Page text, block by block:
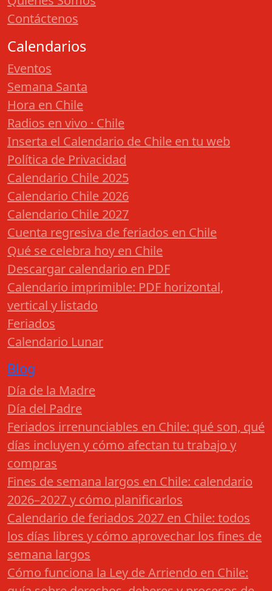
Contáctenos
Calendarios
Eventos
Semana Santa
Hora en Chile
Radios en vivo · Chile
Inserta el Calendario de Chile en tu web
Política de Privacidad
Calendario Chile 2025
Calendario Chile 2026
Calendario Chile 2027
Cuenta regresiva de feriados en Chile
Qué se celebra hoy en Chile
Descargar calendario en PDF
Calendario imprimible: PDF horizontal,
vertical y listado
Feriados
Calendario Lunar
Blog
Día de la Madre
Día del Padre
Feriados irrenunciables en Chile: qué son, qué
días incluyen y cómo afectan tu trabajo y
compras
Fines de semana largos en Chile: calendario
2026–2027 y cómo planificarlos
Calendario de feriados 2027 en Chile: todos
los días libres y cómo aprovechar los fines de
semana largos
Cómo funciona la Ley de Arriendo en Chile: